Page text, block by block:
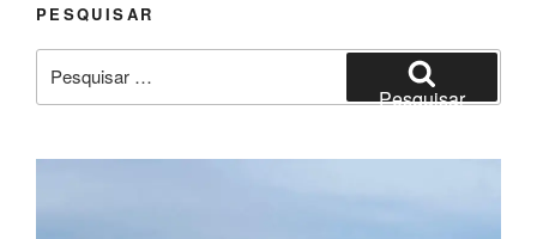
PESQUISAR
por:
Pesquisar